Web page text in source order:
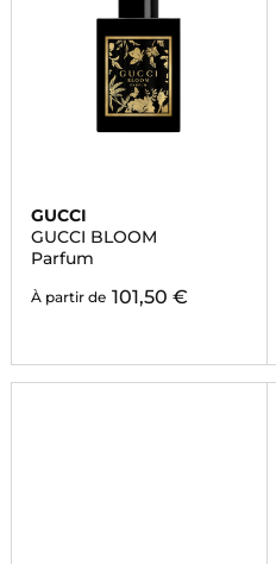
GUCCI
GUCCI BLOOM
Parfum
À partir de 101,50 €